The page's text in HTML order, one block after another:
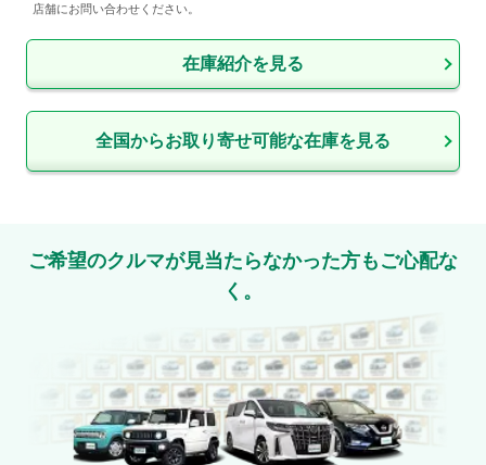
店舗にお問い合わせください。
在庫紹介を見る
全国からお取り寄せ可能な在庫を見る
ご希望のクルマが見当たらなかった方もご心配な
く。